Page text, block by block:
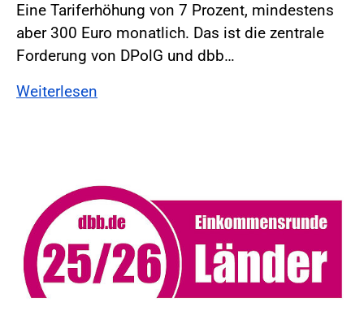
Eine Tariferhöhung von 7 Prozent, mindestens
aber 300 Euro monatlich. Das ist die zentrale
Forderung von DPolG und dbb…
Weiterlesen